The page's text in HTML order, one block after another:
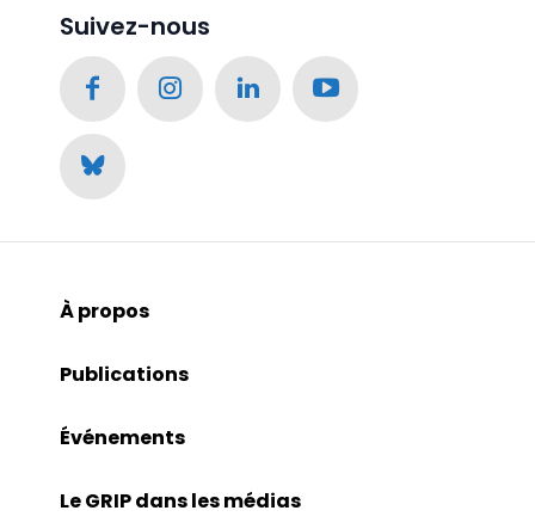
Suivez-nous
À propos
Publications
Événements
Le GRIP dans les médias